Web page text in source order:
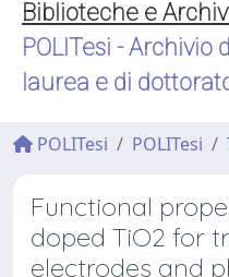
Biblioteche e
POLITesi - Archivio
laurea e di
POLITesi POLITesi
Functional
doped TiO2 for
electrodes and